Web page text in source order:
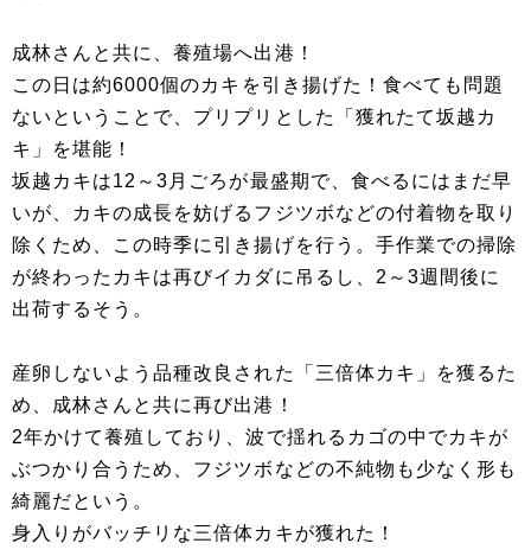
成林さんと共に、養殖場へ出港！
この日は約6000個のカキを引き揚げた！食べても問題
ないということで、プリプリとした「獲れたて坂越カ
キ」を堪能！
坂越カキは12～3月ごろが最盛期で、食べるにはまだ早
いが、カキの成長を妨げるフジツボなどの付着物を取り
除くため、この時季に引き揚げを行う。手作業での掃除
が終わったカキは再びイカダに吊るし、2～3週間後に
出荷するそう。
産卵しないよう品種改良された「三倍体カキ」を獲るた
め、成林さんと共に再び出港！
2年かけて養殖しており、波で揺れるカゴの中でカキが
ぶつかり合うため、フジツボなどの不純物も少なく形も
綺麗だという。
身入りがバッチリな三倍体カキが獲れた！